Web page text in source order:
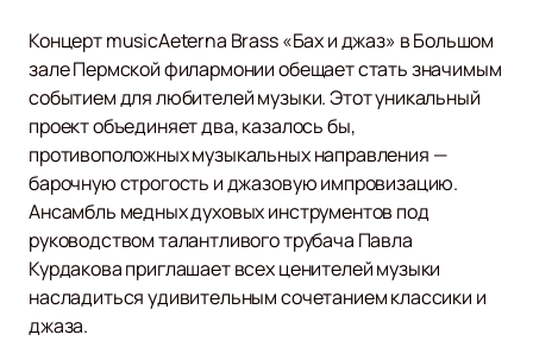
Концерт musicAeterna Brass «Бах и джаз» в Большом
зале Пермской филармонии обещает стать значимым
событием для любителей музыки. Этот уникальный
проект объединяет два, казалось бы,
противоположных музыкальных направления —
барочную строгость и джазовую импровизацию.
Ансамбль медных духовых инструментов под
руководством талантливого трубача Павла
Курдакова приглашает всех ценителей музыки
насладиться удивительным сочетанием классики и
джаза.